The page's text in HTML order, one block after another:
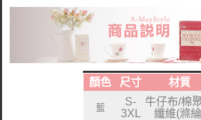
顏色 尺寸 材質
藍
S-
3XL
牛仔布/棉
纖維(滌